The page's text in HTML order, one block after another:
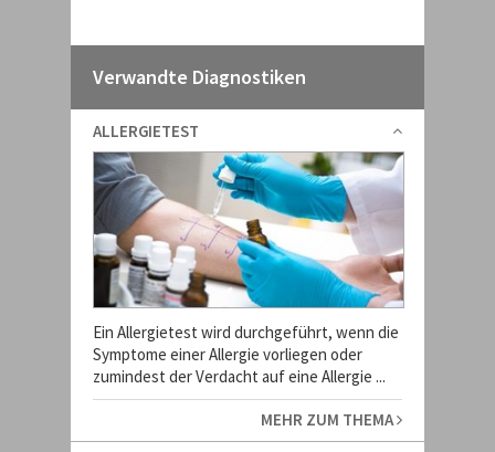
Verwandte Diagnostiken
ALLERGIETEST
Ein Allergietest wird durchgeführt, wenn die
Symptome einer Allergie vorliegen oder
zumindest der Verdacht auf eine Allergie ...
MEHR ZUM THEMA